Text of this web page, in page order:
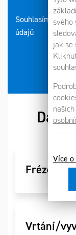
svého
jak se
našich
Více
Souhlasím se
údajů
Další
Frézování
Vrtání/